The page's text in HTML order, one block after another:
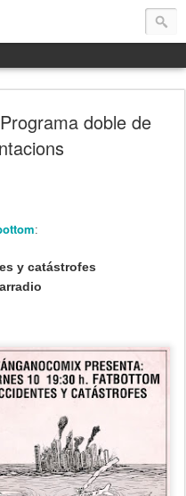
doble de
:
y catástrofes